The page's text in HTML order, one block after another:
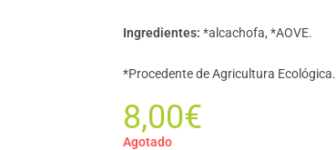
Ingredientes: *alcachofa, *AOVE.
*Procedente de Agricultura Ecológica.
8,00€
Agotado